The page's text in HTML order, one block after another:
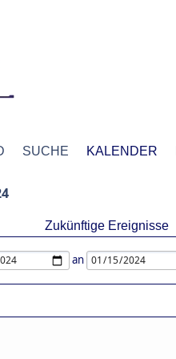
SUCHE KALENDER
Zukünftige Ereignisse
an